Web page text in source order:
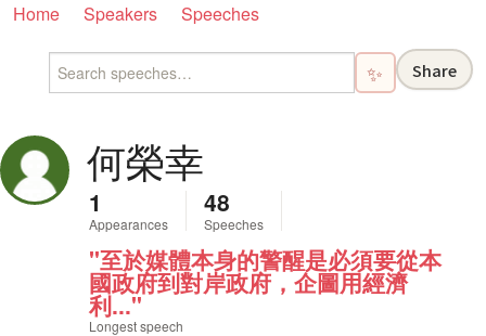
Home Speakers Speeches
✨ Share
何榮幸
1
Appearances
48
Speeches
"至於媒體本身的警醒是必須要從本
國政府到對岸政府，企圖用經濟
利..."
Longest speech